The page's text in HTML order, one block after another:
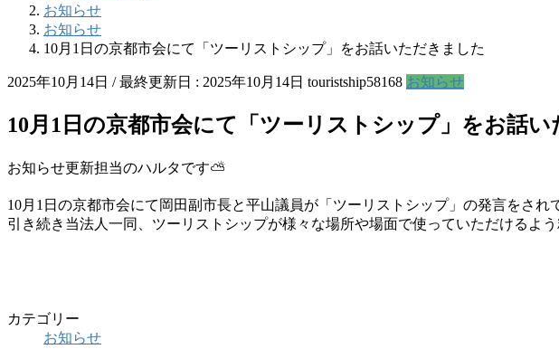
お知らせ
お知らせ
10月1日の京都市会にて「ツーリストシップ」をお話いただきました
2025年10月14日 / 最終更新日 : 2025年10月14日 touristship58168 お知らせ
10月1日の京都市会にて「ツーリストシップ」をお話い
お知らせ更新担当のハルタです⛅
10月1日の京都市会にて岡田副市長と平山議員が「ツーリストシップ」の発言をさ
引き続き当法人一同、ツーリストシップが様々な場所や場面で使っていただけるよう
カテゴリー
お知らせ